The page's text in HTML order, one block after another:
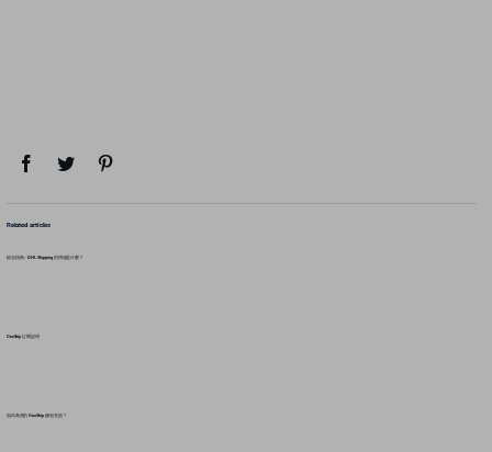
Related articles
綜合指南：DHL Shipping 的用途是什麼？
OneShip 訂閱說明
如何為您的 OneShip 錢包充值？